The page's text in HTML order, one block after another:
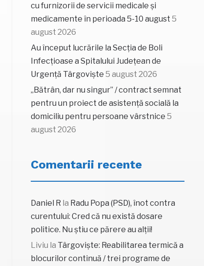
cu furnizorii de servicii medicale și
medicamente în perioada 5-10 august 5
august 2026
Au început lucrările la Secția de Boli
Infecțioase a Spitalului Județean de
Urgență Târgoviște 5 august 2026
„Bătrân, dar nu singur” / contract semnat
pentru un proiect de asistență socială la
domiciliu pentru persoane vârstnice 5
august 2026
Comentarii recente
Daniel R la Radu Popa (PSD), înot contra
curentului: Cred că nu există dosare
politice. Nu știu ce părere au alții!
Liviu la Târgoviște: Reabilitarea termică a
blocurilor continuă / trei programe de